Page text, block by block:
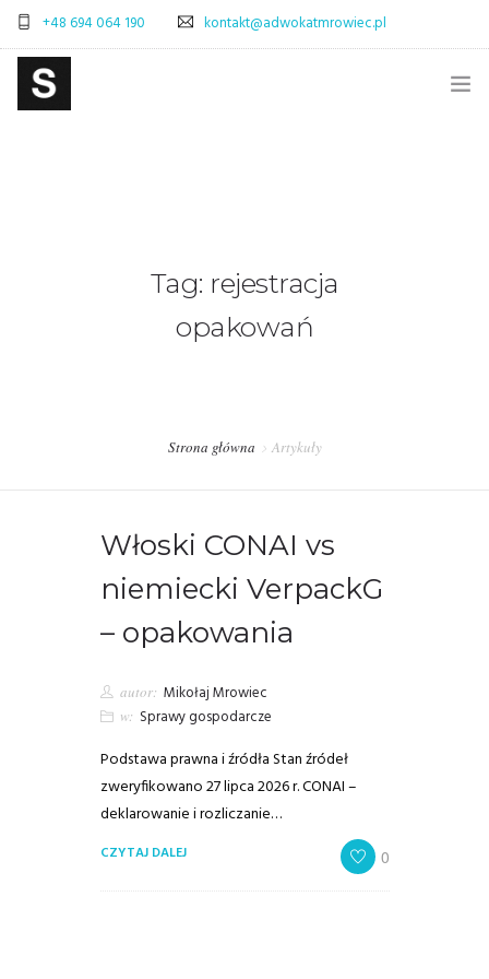
+48 694 064 190 kontakt@adwokatmrowiec.pl
ADWOKAT WARSZAWA – SPRAWY CYWILNE
ADWOKAT WARSZAWA – SPRAWY SPADKOWE
Tag: rejestracja
opakowań
Strona główna Artykuły
Włoski CONAI vs
niemiecki VerpackG
– opakowania
autor: Mikołaj Mrowiec
w: Sprawy gospodarcze
Podstawa prawna i źródła Stan źródeł
zweryfikowano 27 lipca 2026 r. CONAI –
deklarowanie i rozliczanie…
CZYTAJ DALEJ 0